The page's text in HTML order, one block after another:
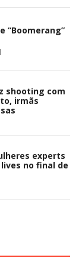
“Boomerang”
shooting com
irmãs
experts
no final de